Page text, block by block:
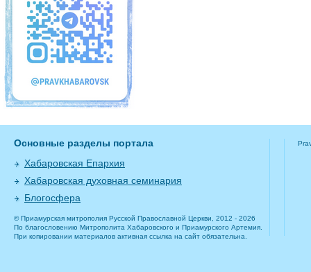
Основные разделы портала
Хабаровская Епархия
Хабаровская духовная семинария
Блогосфера
© Приамурская митрополия Русской Православной Церкви, 2012 - 2026
По благословению Митрополита Хабаровского и Приамурского Артемия.
При копировании материалов активная ссылка на сайт обязательна.